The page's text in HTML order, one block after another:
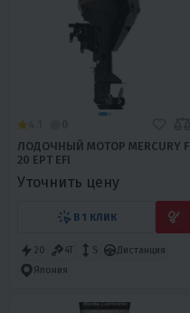
ЛОДОЧНЫЙ МОТОР MERCURY F
20 EPT EFI
Уточнить цену
В 1 КЛИК
20 4T S
Дистанция
Япония